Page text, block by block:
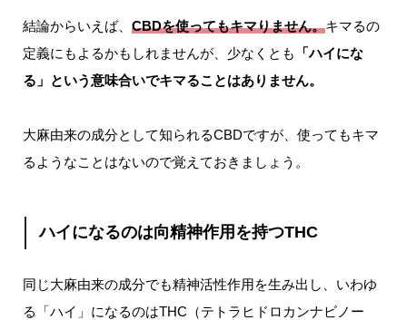
結論からいえば、 CBDを使ってもキマりません。キマるの
定義にもよるかもしれませんが、少なくとも
「ハイにな
る」という意味合いでキマることはありません。
大麻由来の成分として知られるCBDですが、使ってもキマ
るようなことはないので覚えておきましょう。
ハイになるのは向精神作用を持つTHC
同じ大麻由来の成分でも精神活性作用を生み出し、いわゆ
る「ハイ」になるのはTHC（テトラヒドロカンナビノー